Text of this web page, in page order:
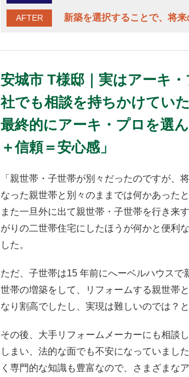
AFTER 新築を選択することで、将
安城市 T様邸｜実はアーキ
社でも相談を持ちかけていた
最終的にアーキ・プロを選
＋信頼＝安心感」
「親世帯・子世帯が別々だったのですが、
なった親世帯と別々のままでは何かあった
また一旦外に出て親世帯・子世帯を行き来
がりの二世帯住宅にしたほうが何かと便利
した。
ただ、子世帯は15 年前にへーベルハウス
世帯の増築をして、リフォームする親世帯
なり割高でしたし、実現は難しいのでは？
その後、大手リフォームメーカーにも相談
しまい、法的な面でも不安になっていまし
く専門的な知識も豊富なので、さまざまな